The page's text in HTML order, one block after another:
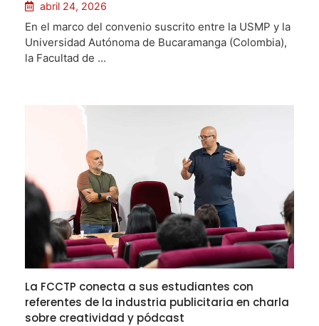
abril 24, 2026
En el marco del convenio suscrito entre la USMP y la
Universidad Autónoma de Bucaramanga (Colombia),
la Facultad de ...
La FCCTP conecta a sus estudiantes con
referentes de la industria publicitaria en charla
sobre creatividad y pódcast